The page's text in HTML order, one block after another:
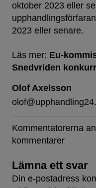
oktober 2023 eller
2023 eller senare.
Läs mer: Eu-
Snedvriden
Olof Axelsson
Kommentatorerna
kommentarer
Lämna ett svar
Din e-postadress